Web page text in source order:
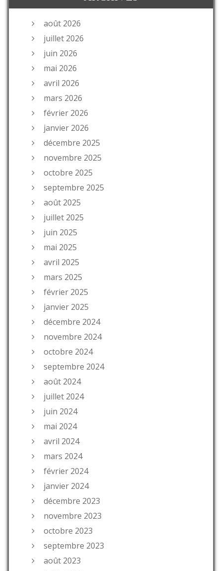
août 2026
juillet 2026
juin 2026
mai 2026
avril 2026
mars 2026
février 2026
janvier 2026
décembre 2025
novembre 2025
octobre 2025
septembre 2025
août 2025
juillet 2025
juin 2025
mai 2025
avril 2025
mars 2025
février 2025
janvier 2025
décembre 2024
novembre 2024
octobre 2024
septembre 2024
août 2024
juillet 2024
juin 2024
mai 2024
avril 2024
mars 2024
février 2024
janvier 2024
décembre 2023
novembre 2023
octobre 2023
septembre 2023
août 2023